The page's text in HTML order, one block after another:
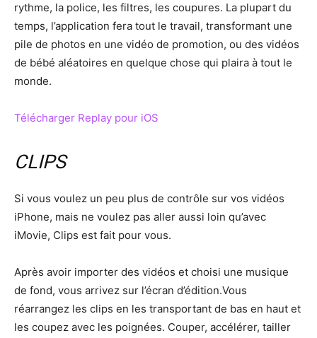
rythme, la police, les filtres, les coupures. La plupart du
temps, l’application fera tout le travail, transformant une
pile de photos en une vidéo de promotion, ou des vidéos
de bébé aléatoires en quelque chose qui plaira à tout le
monde.
Télécharger Replay pour iOS
CLIPS
Si vous voulez un peu plus de contrôle sur vos vidéos
iPhone, mais ne voulez pas aller aussi loin qu’avec
iMovie, Clips est fait pour vous.
Après avoir importer des vidéos et choisi une musique
de fond, vous arrivez sur l’écran d’édition.Vous
réarrangez les clips en les transportant de bas en haut et
les coupez avec les poignées. Couper, accélérer, tailler